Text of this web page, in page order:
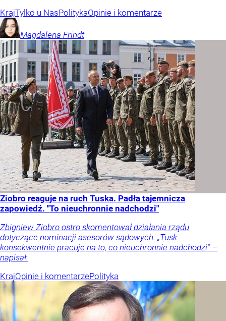
KrajTylko u NasPolitykaOpinie i komentarze
Magdalena Frindt
Ziobro reaguje na ruch Tuska. Padła tajemnicza
zapowiedź. "To nieuchronnie nadchodzi"
Zbigniew Ziobro ostro skomentował działania rządu
dotyczące nominacji asesorów sądowych. „Tusk
konsekwentnie pracuje na to, co nieuchronnie nadchodzi” –
napisał.
KrajOpinie i komentarzePolityka